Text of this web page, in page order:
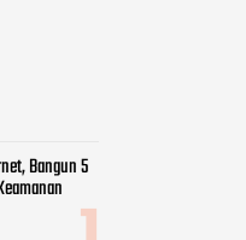
Bangun 5